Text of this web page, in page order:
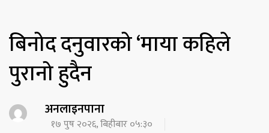
बिनोद दनुवारको ‘माया कहिले
पुरानो हुदैन
अनलाइनपाना
१७ पुष २०२६, बिहीबार ०५:३०